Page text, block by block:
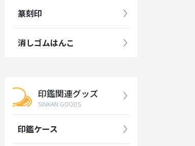
篆刻印
消しゴムはんこ
印鑑関連グッズ
SINKAN GOODS
印鑑ケース